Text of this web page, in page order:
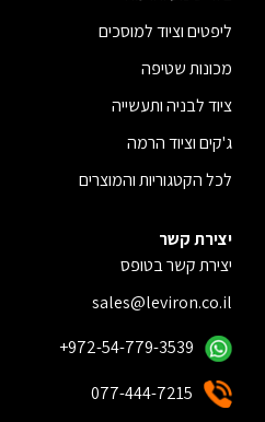
ליפטים וציוד למוסכים
מכונות שטיפה
ציוד לבניה ותעשייה
ג'קים וציוד הרמה
לכל הקטגוריות והמוצרים
יצירת קשר
יצירת קשר בטופס
sales@leviron.co.il
+972-54-779-3539
077-444-7215